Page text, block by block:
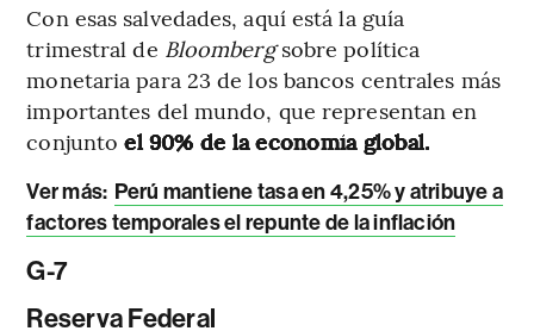
Con esas salvedades, aquí está la guía
trimestral de Bloombergsobre política
monetaria para 23 de los bancos centrales más
importantes del mundo, que representan en
conjuntoel 90% de la economía global.
Ver más: Perú mantiene tasa en 4,25% y atribuye a
factores temporales el repunte de la inflación
G-7
Reserva Federal